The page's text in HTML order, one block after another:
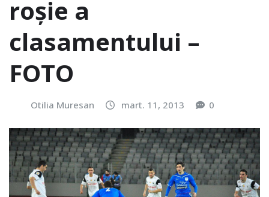
roșie a
clasamentului –
FOTO
Otilia Muresan mart. 11, 2013 0